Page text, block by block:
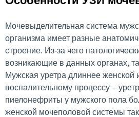
Мочевыделительная система
организма имеет разные
строение. Из-за чего
возникающие в данных органах,
Мужская уретра длиннее женской
воспалительному процессу –
пиелонефриты у мужского пола
женской мочеполовой системы